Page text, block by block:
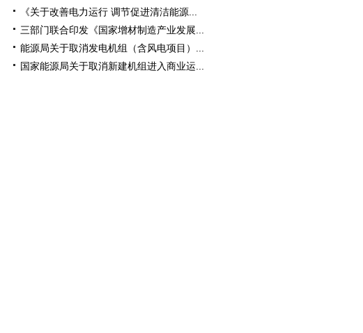
《关于改善电力运行 调节促进清洁能源...
三部门联合印发《国家增材制造产业发展...
能源局关于取消发电机组（含风电项目）...
国家能源局关于取消新建机组进入商业运...